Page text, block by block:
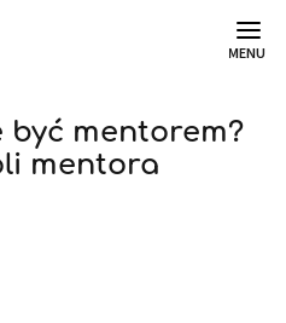
MENU
być mentorem?
mentora